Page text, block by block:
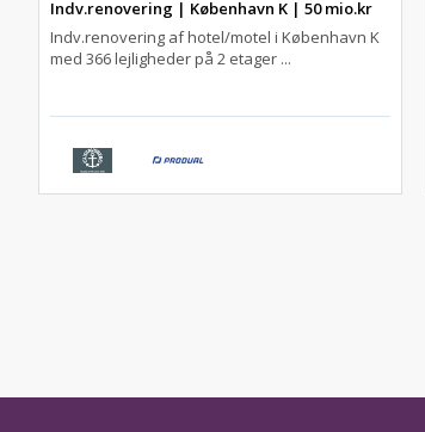
Indv.renovering | København K | 50 mio.kr
Indv.renovering af hotel/motel i København K
med 366 lejligheder på 2 etager ...